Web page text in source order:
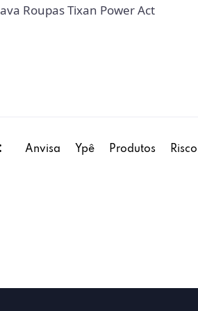
Roupas Tixan Power Act
Anvisa Ypê Produtos Risco